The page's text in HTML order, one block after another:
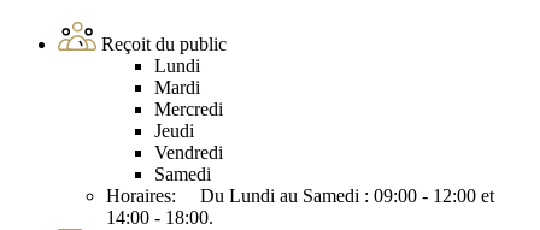
Reçoit du public
Lundi
Mardi
Mercredi
Jeudi
Vendredi
Samedi
Horaires: Du Lundi au Samedi : 09:00 - 12:00 et
14:00 - 18:00.